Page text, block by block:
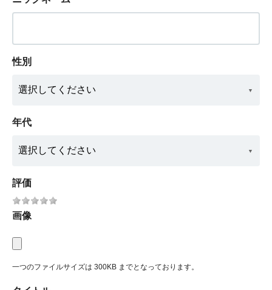
性別
年代
評価
画像
一つのファイルサイズは 300KB までとなっております。